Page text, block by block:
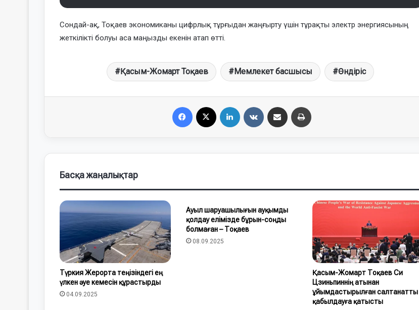
Сондай-ақ, Тоқаев экономиканы цифрлық тұрғыдан жаңғырту үшін тұрақты электр энергиясының
жеткілікті болуы аса маңызды екенін атап өтті.
Қасым-Жомарт Тоқаев Мемлекет басшысы Өндіріс
Басқа жаңалықтар
Түркия Жерорта теңізіндегі ең
үлкен әуе кемесін құрастырды
04.09.2025
Ауыл шаруашылығын ауқымды
қолдау елімізде бұрын-соңды
болмаған – Тоқаев
08.09.2025
Қасым-Жомарт Тоқаев Си
Цзиньпиннің атынан
ұйымдастырылған салтанатты
қабылдауға қатысты